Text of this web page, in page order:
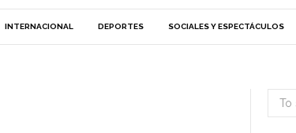
INTERNACIONAL DEPORTES SOCIALES Y ESPECTÁCULOS
Search
for: